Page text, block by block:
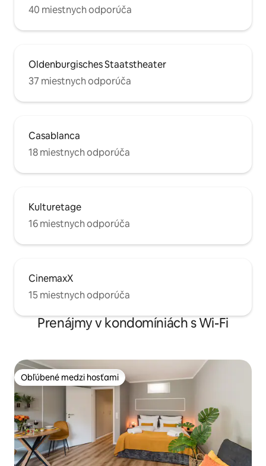
40 miestnych odporúča
Oldenburgisches Staatstheater
37 miestnych odporúča
Casablanca
18 miestnych odporúča
Kulturetage
16 miestnych odporúča
CinemaxX
15 miestnych odporúča
Prenájmy v kondomíniách s Wi-Fi
Obľúbené medzi hosťami
Obľúbené medzi hosťami